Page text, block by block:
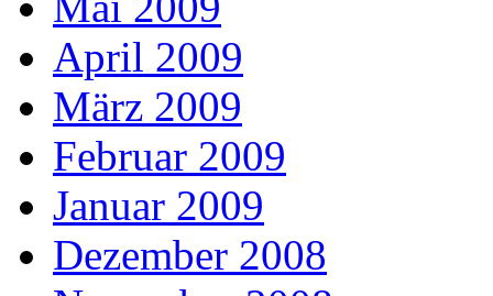
April 2009
März 2009
Februar 2009
Januar 2009
Dezember 2008